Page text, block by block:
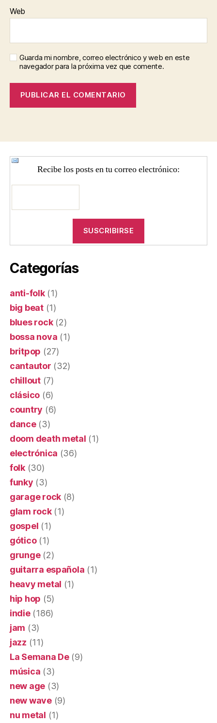
Web
Guarda mi nombre, correo electrónico y web en este
navegador para la próxima vez que comente.
Recibe los posts en tu correo electrónico:
Categorías
anti-folk(1)
big beat(1)
blues rock(2)
bossa nova (1)
britpop (27)
cantautor (32)
chillout(7)
clásico (6)
country (6)
dance(3)
doom death metal (1)
electrónica (36)
folk(30)
funky (3)
garage rock (8)
glam rock(1)
gospel (1)
gótico(1)
grunge(2)
guitarra española (1)
heavy metal (1)
hip hop (5)
indie(186)
jam (3)
jazz (11)
La Semana De(9)
música (3)
new age (3)
new wave(9)
nu metal (1)